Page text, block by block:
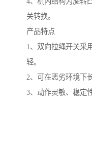
关转换。
产品特点
1、双向拉绳开关采
轻。
2、可在恶劣环境下
3、动作灵敏、稳定